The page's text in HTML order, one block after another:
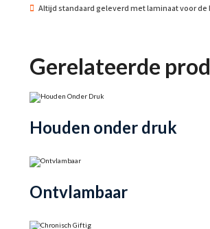
Altijd standaard geleverd met laminaat voor
Gerelateerde
Houden onder druk
Ontvlambaar